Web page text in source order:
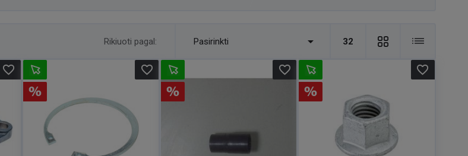
32
Rikiuoti pagal: Pasirinkti 
favorite_border favorite_border favorite_border favorite_border